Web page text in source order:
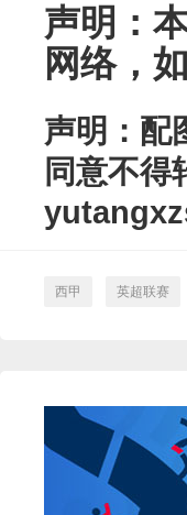
声明：
网络，
声明：配
同意不得
西甲 英超联赛